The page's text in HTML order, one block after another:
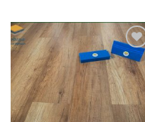
Yêu
thích